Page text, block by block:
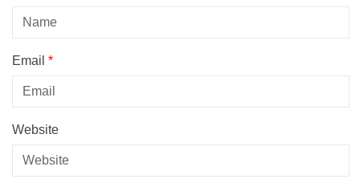
Email *
Website